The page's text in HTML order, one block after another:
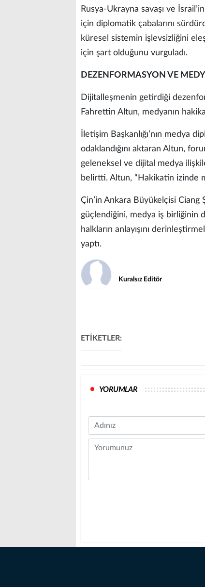
Rusya-Ukrayna savaşı ve
için diplomatik çabalarını
küresel sistemin işlevsizliğini
için şart olduğunu vurguladı.
DEZENFORMASYON VE
Dijitalleşmenin getirdiği
Fahrettin Altun, medyanın
İletişim Başkanlığı’nın medya
odaklandığını aktaran Altun,
geleneksel ve dijital medya
belirtti. Altun, “Hakikatin izinde
Çin’in Ankara Büyükelçisi
güçlendiğini, medya iş birliğinin
halkların anlayışını
yaptı.
Kuralsız Editör
ETİKETLER:
YORUMLAR
Name
Comment